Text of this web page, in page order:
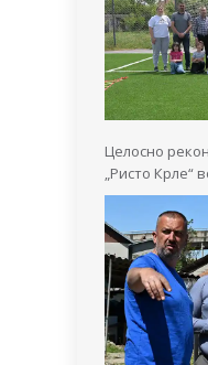
Целосно
„Ристо Крле“